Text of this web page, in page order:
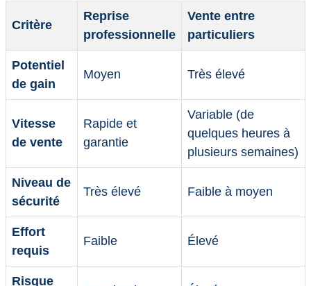
Critère
Reprise
professionnelle
Vente entre
particuliers
Potentiel
de gain
Moyen Très élevé
Vitesse
de vente
Rapide et
garantie
Variable (de
quelques heures à
plusieurs semaines)
Niveau de
sécurité
Très élevé Faible à moyen
Effort
requis
Faible Élevé
Risque